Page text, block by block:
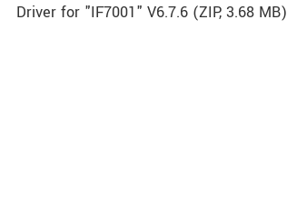
Driver for "IF7001" V6.7.6 (ZIP, 3.68 MB)